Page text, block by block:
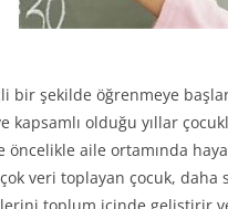
bir şekilde öğrenmeye
kapsamlı olduğu yıllar
öncelikle aile ortamında
veri toplayan çocuk, daha